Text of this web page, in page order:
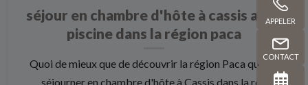
APPELER
CONTACT
séjour en chambre d'hôte à cassis avec
piscine dans la région paca
Quoi de mieux que de découvrir la région Paca que de
séjourner en chambre d'hôte à Cassis dans la ré...